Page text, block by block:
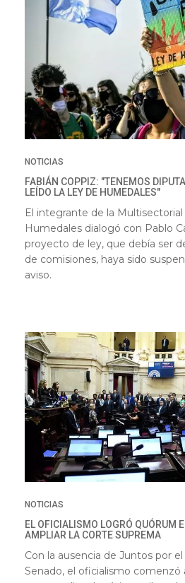
NOTICIAS
FABIÁN COPPIZ: "TENEMOS
LEÍDO LA LEY DE HUMEDALES"
El integrante de la
Humedales dialogó con Pablo
proyecto de ley, que debía ser
de comisiones, haya sido
aviso.
NOTICIAS
EL OFICIALISMO LOGRÓ QUÓRUM
AMPLIAR LA CORTE SUPREMA
Con la ausencia de Juntos por
Senado, el oficialismo